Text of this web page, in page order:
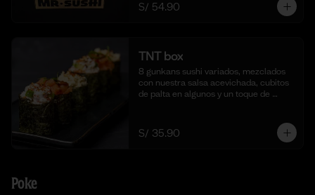
S/ 54.90
TNT box
8 gunkans sushi variados, mezclados
con nuestra salsa acevichada, cubitos
de palta en algunos y un toque de
S/ 35.90
Poke